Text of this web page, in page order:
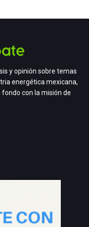
y opinión sobre temas
energética mexicana,
con la misión de